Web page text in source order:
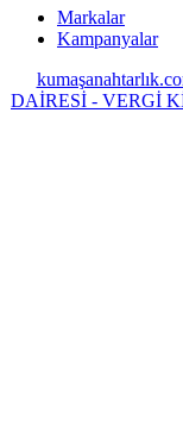
Markalar
Kampanyalar
DAİRESİ - VERGİ